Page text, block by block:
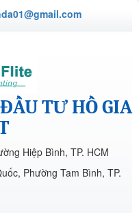
TƯ HỒ GIA
Hiệp Bình, TP. HCM
Phường Tam Bình, TP.